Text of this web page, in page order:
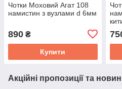
Чотки Моховий Агат 108
намистин з вузлами d 6мм
890 ₴
Купити
Акційні пропозиції та